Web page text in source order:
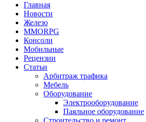
Главная
Новости
Железо
MMORPG
Консоли
Мобильные
Рецензии
Статьи
Арбитраж трафика
Мебель
Оборудование
Электрооборудование
Паяльное оборудование
Строительство и ремонт